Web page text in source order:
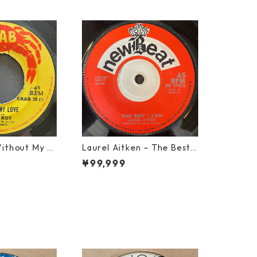
My L
Laurel Aitken ‎– The Best I
Can【7-22012】
¥99,999